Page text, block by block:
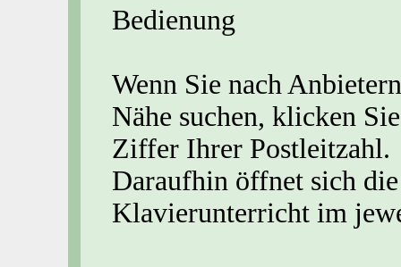
Bedienung
Wenn Sie nach
Nähe suchen, klicken
Ziffer Ihrer Postleitzahl.
Daraufhin öffnet sich
Klavierunterricht im